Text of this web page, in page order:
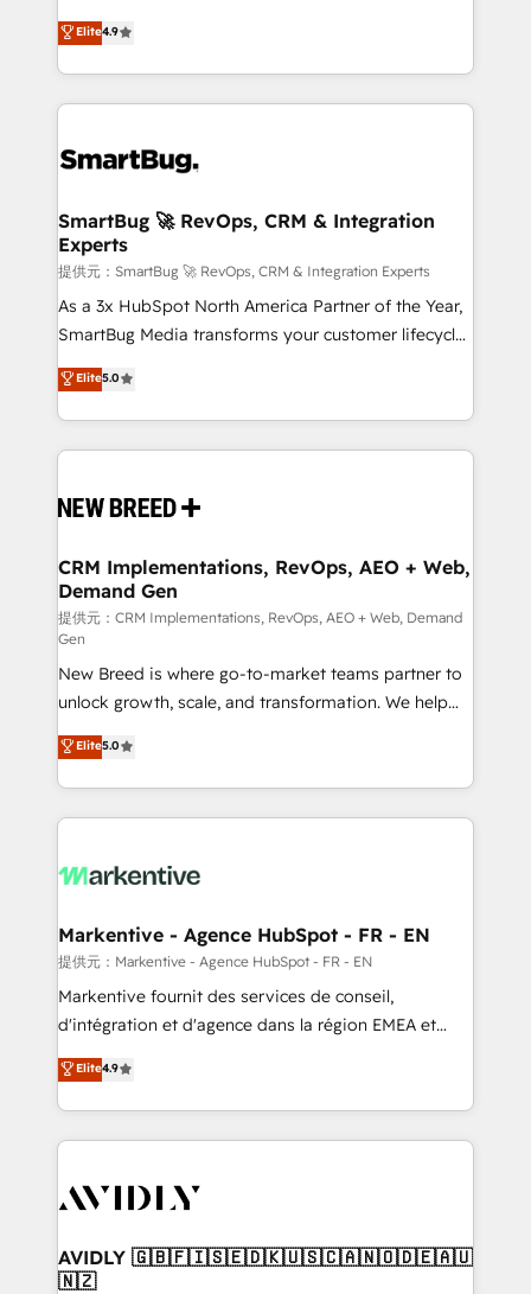
の一部をAIが自律実行する組織への移行を設計・実装。
Breeze・Claude等をHubSpotと連携させ、役割定義・
革を、構想から実装・定着までPMOとして主導。「設
の統合・浸透・変革管理を実行します。 ▸ CMS戦略設
計・構築：リード獲得・CVR・SEOを前提にした情報設
計・導線設計・テンプレート設計をContent Hubで一体
提供。 ▸ 既存CRM・MAからの移行支援：Salesforce・
Marketo・Pardot等からの移行、カスタム設計、履歴
Perplexity等のAI検索からの流入・引用を前提にコンテ
ンツとサイト構造を最適化。 🏆 なぜ100incを選ぶの
ISO9001:2015 取得 ✓ 400社以上の導入実績 ✓
HubSpot大百科 出版 CRM・AI活用に関するご相談、現
せください。
don't just "set up tools" — we install the GTM
Operating System (GTM OS) to align your leadership
and engineer a portal that drives predictable
revenue velocity. 🚀 GTM Strategy & Alignment
stalling growth. Fix your ICP, Math, and Story to stop
Scalable Architecture: Zero-technical-debt setup
across all Hubs, validated by our 7 HubSpot
Accreditations. AI-Powered RevOps: Breeze AI,
custom AI agents, and high-integrity migrations for
total reporting clarity. Security & Compliance: SOC 2
security. 🏆 Why Bluleadz? GTM OS Partner | 16+
Years Experience | 1,000+ Five-Star Reviews
Elite4.9
SmartBug 🚀 RevOps, CRM & Integration
Experts
提供元：SmartBug 🚀 RevOps, CRM & Integration Experts
As a 3x HubSpot North America Partner of the Year,
SmartBug Media transforms your customer lifecycle
into a revenue engine. Our unified ecosystem
includes specialized divisions Globalia (AI &
Software) and Point Success Media (Paid Media),
making this the official home for all three brands. 🔄
and system integrations powered by Globalia’s
trainers to drive platform adoption. 📈 Revenue
Generation - Full-funnel marketing and high-
performance advertising via Point Success Media. -
Expert deployment of Breeze AI and custom agents
to automate growth. 🏆 Elite Excellence - 8 platform
accreditations and deep HIPAA-compliance
expertise. - A team of 250+ experts dedicated to
your resilient growth.
Elite5.0
CRM Implementations, RevOps, AEO + Web,
Demand Gen
提供元：CRM Implementations, RevOps, AEO + Web, Demand
Gen
New Breed is where go-to-market teams partner to
unlock growth, scale, and transformation. We help
companies activate HubSpot’s AI-powered
customer platform and operationalize HubSpot’s
Loop Marketing framework through expert-led
services, smart agents, and purpose-built apps,
results, fast. ⚙️CRM & RevOps: Align all Hubs to your
🎯Demand Gen & ABM: Drive pipeline with inbound,
ABM, AEO, SEO, & paid media. 👩‍💻Web Design:
Build high-performing websites with UX, messaging,
& conversion strategy that drive results. 🤖AI
AI, & maximize AEO with tailored AI services. 🧩
Integrations: Extend HubSpot with custom
Elite5.0
Markentive - Agence HubSpot - FR - EN
提供元：Markentive - Agence HubSpot - FR - EN
Markentive fournit des services de conseil,
d'intégration et d'agence dans la région EMEA et
North America. Avec plus de 115 experts en
marketing automation, Growth, Revops, CRM et
webdesign. Markentive is both a consulting firm, a
digital agency and an integrator. With over 115
CRM and webdesign (We focus on EMEA - USA
Elite4.9
AVIDLY 🇬🇧🇫🇮🇸🇪🇩🇰🇺🇸🇨🇦🇳🇴🇩🇪🇦🇺
🇳🇿